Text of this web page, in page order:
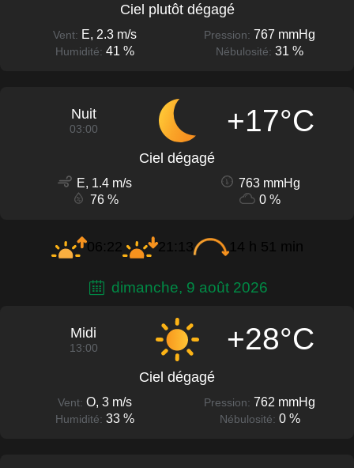
Ciel plutôt dégagé
Vent: E, 2.3 m/s Pression: 767 mmHg
Humidité: 41 % Nébulosité: 31 %
Nuit
03:00 +17°C
Ciel dégagé
E, 1.4 m/s
763 mmHg
76 %
0 %
06:22 21:13 14 h 51 min
dimanche, 9 août 2026
Midi
13:00 +28°C
Ciel dégagé
Vent: O, 3 m/s Pression: 762 mmHg
Humidité: 33 % Nébulosité: 0 %